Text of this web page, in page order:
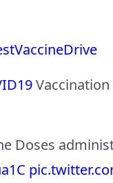
Vaccination
Doses